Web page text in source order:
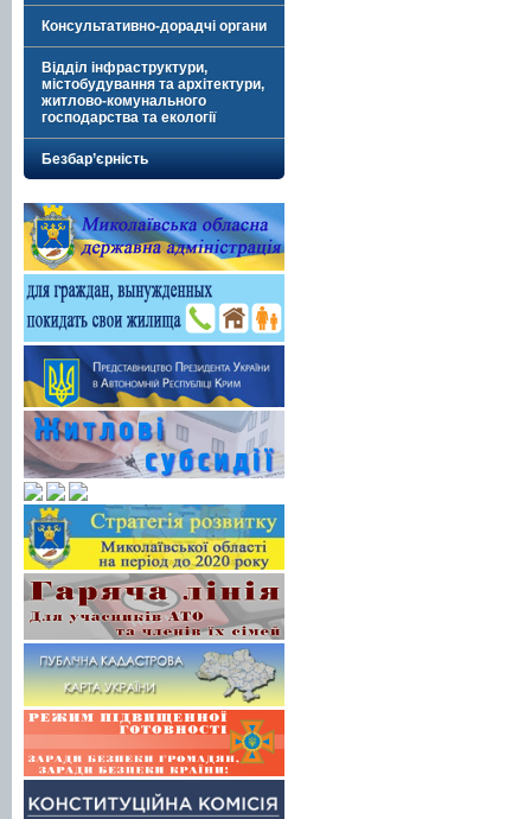
Консультативно-дорадчі органи
Відділ інфраструктури,
містобудування та архітектури,
житлово-комунального
господарства та екології
Безбар’єрність